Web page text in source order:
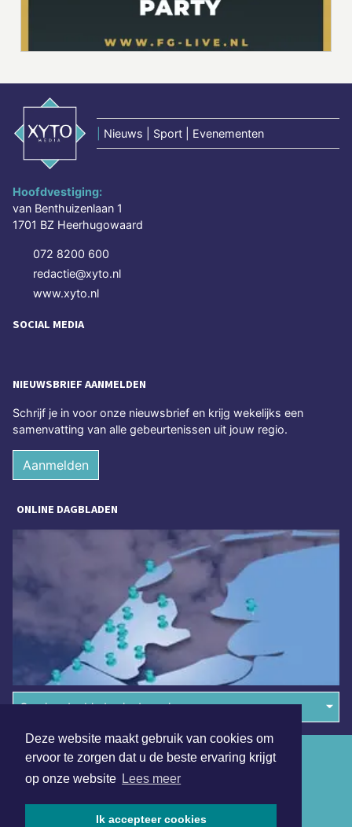
Deze website maakt gebruik van cookies om
ervoor te zorgen dat u de beste ervaring krijgt
op onze website Lees meer
Ik accepteer cookies
Nieuws | Sport | Evenementen
Hoofdvestiging:
van Benthuizenlaan 1
1701 BZ Heerhugowaard
072 8200 600
redactie@xyto.nl
www.xyto.nl
SOCIAL MEDIA
NIEUWSBRIEF AANMELDEN
Schrijf je in voor onze nieuwsbrief en krijg wekelijks een
samenvatting van alle gebeurtenissen uit jouw regio.
Aanmelden
ONLINE DAGBLADEN
Overige dagbladen in de regio
Algemene voorwaarden
Disclaimer